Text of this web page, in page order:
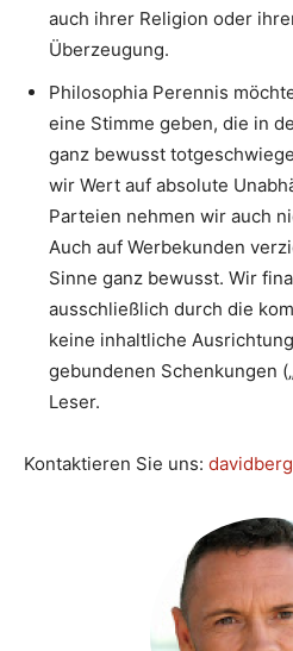
auch ihrer Religion oder
Überzeugung.
Philosophia Perennis
eine Stimme geben, die in
ganz bewusst
wir Wert auf absolute
Parteien nehmen wir auch
Auch auf Werbekunden
Sinne ganz bewusst. Wir
ausschließlich durch die
keine inhaltliche
gebundenen Schenkungen
Leser.
Kontaktieren Sie uns: